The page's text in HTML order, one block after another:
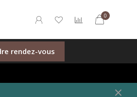
0
rendez-vous